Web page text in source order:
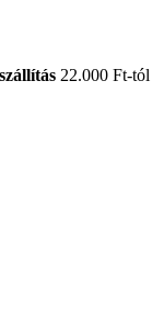
22.000 Ft-tól